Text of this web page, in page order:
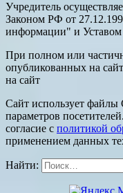
Учредитель
Законом РФ от
информации" и Уставом
При полном или
опубликованных на
на сайт
Сайт использует файлы
параметров
согласие с политикой
применением данных
Найти: